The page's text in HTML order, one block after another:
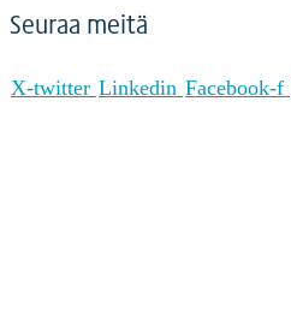
Seuraa meitä
X-twitter Linkedin Facebook-f